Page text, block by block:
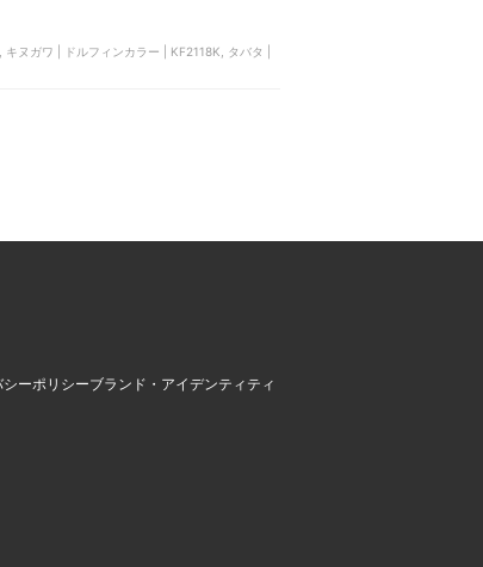
ヌガワ | ドルフィンカラー | KF2118K, タバタ |
シーポリシーブランド・アイデンティティ